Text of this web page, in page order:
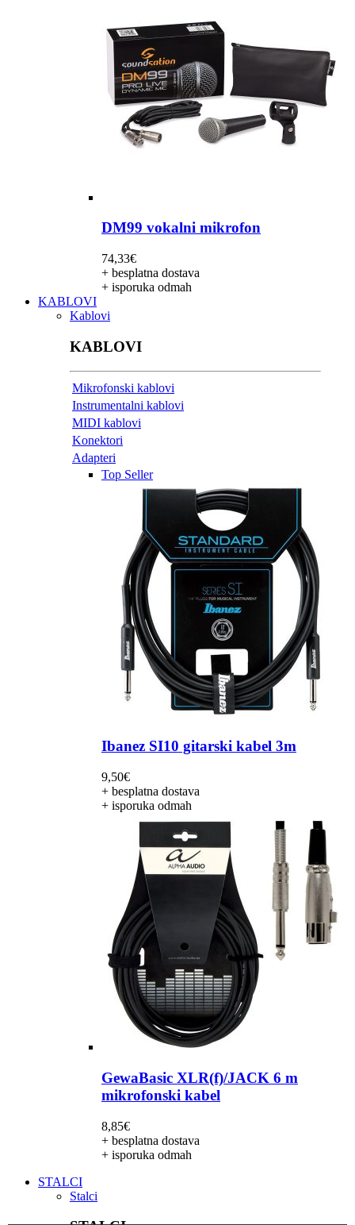
DM99 vokalni mikrofon
74,33€
+ besplatna dostava
+ isporuka odmah
KABLOVI
Kablovi
KABLOVI
Mikrofonski kablovi
Instrumentalni kablovi
MIDI kablovi
Konektori
Adapteri
Top Seller
Ibanez SI10 gitarski kabel 3m
9,50€
+ besplatna dostava
+ isporuka odmah
GewaBasic XLR(f)/JACK 6 m
mikrofonski kabel
8,85€
+ besplatna dostava
+ isporuka odmah
STALCI
Stalci